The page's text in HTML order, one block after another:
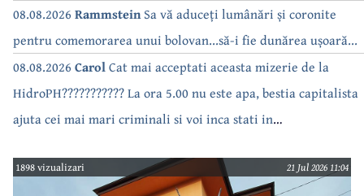
bea apa de la robinet.Asta as intreba o si pe Izabel Mitrea
08.08.2026 RammsteinSa vă aduceți lumânări și coronite
pentru comemorarea unui bolovan...să-i fie dunărea ușoară...
08.08.2026 CarolCat mai acceptati aceasta mizerie de la
HidroPH??????????? La ora 5.00 nu este apa, bestia capitalista
ajuta cei mai mari criminali si voi inca stati in
1898 vizualizari 21 Jul 2026 11:04